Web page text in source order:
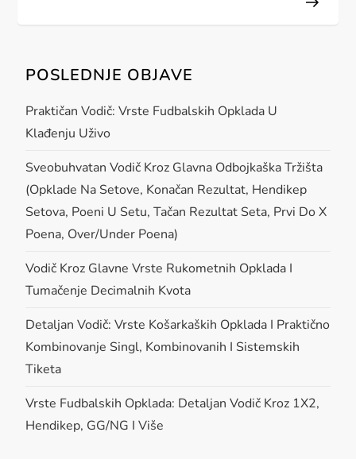
v
i
g
a
t
i
o
n
POSLEDNJE OBJAVE
Praktičan Vodič: Vrste Fudbalskih Opklada U
Klađenju Uživo
Sveobuhvatan Vodič Kroz Glavna Odbojkaška Tržišta
(opklade Na Setove, Konačan Rezultat, Hendikep
Setova, Poeni U Setu, Tačan Rezultat Seta, Prvi Do X
Poena, Over/under Poena)
Vodič Kroz Glavne Vrste Rukometnih Opklada I
Tumačenje Decimalnih Kvota
Detaljan Vodič: Vrste Košarkaških Opklada I Praktično
Kombinovanje Singl, Kombinovanih I Sistemskih
Tiketa
Vrste Fudbalskih Opklada: Detaljan Vodič Kroz 1X2,
Hendikep, GG/NG I Više